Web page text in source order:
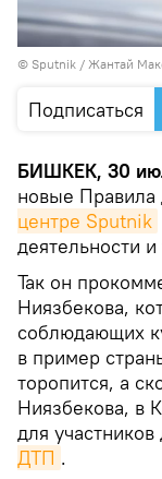
© Sputnik / Жантай
Подписаться
БИШКЕК, 30
новые
центре Sputnik
деятельности
Так он
Ниязбекова,
соблюдающих
в пример
торопится, а
Ниязбекова, в
для
ДТП .